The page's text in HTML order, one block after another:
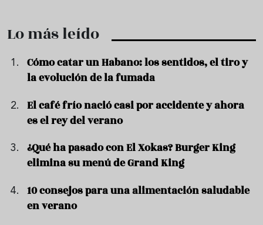
Lo más leído
Cómo catar un Habano: los sentidos, el tiro y
la evolución de la fumada
El café frío nació casi por accidente y ahora
es el rey del verano
¿Qué ha pasado con El Xokas? Burger King
elimina su menú de Grand King
10 consejos para una alimentación saludable
en verano